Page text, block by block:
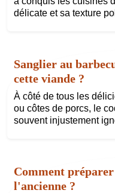
délicate et sa texture
Sanglier au
cette viande ?
À côté de tous les
ou côtes de porcs, le
souvent injustement
Comment
l'ancienne ?